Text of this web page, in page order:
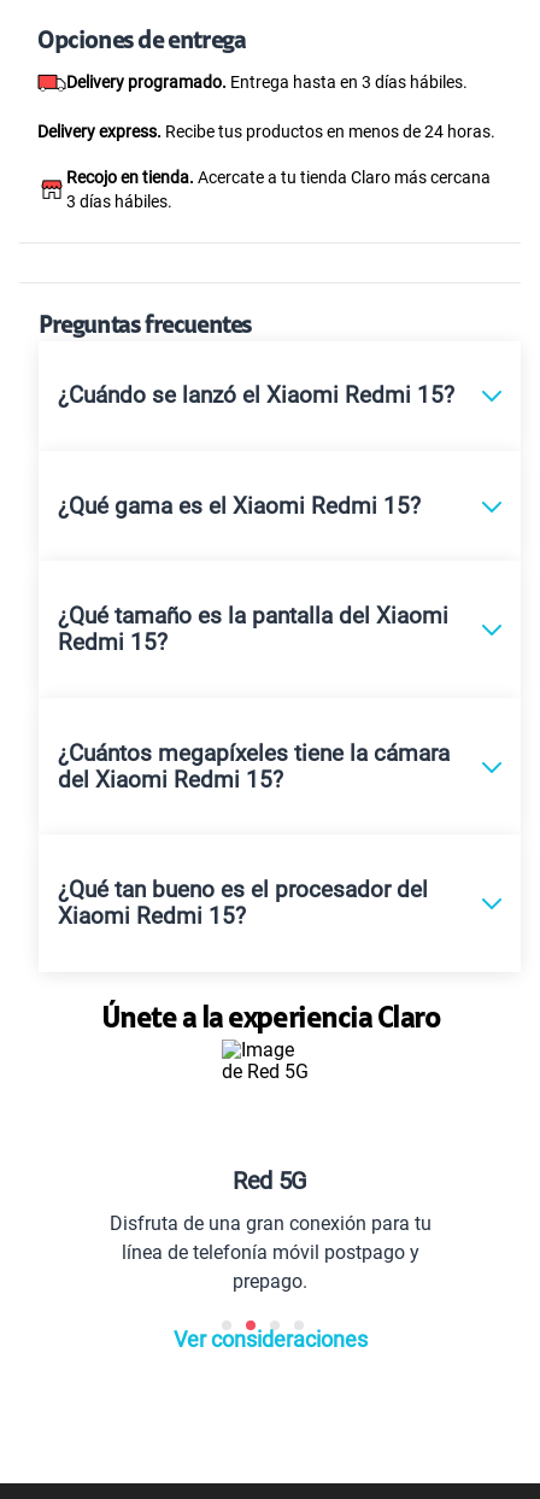
Opciones de entrega
Delivery programado. Entrega hasta en 3 días hábiles.
Delivery express. Recibe tus productos en menos de 24 horas.
Recojo en tienda. Acercate a tu tienda Claro más cercana
3 días hábiles.
Preguntas frecuentes
¿Cuándo se lanzó el Xiaomi Redmi 15?
¿Qué gama es el Xiaomi Redmi 15?
¿Qué tamaño es la pantalla del Xiaomi
Redmi 15?
¿Cuántos megapíxeles tiene la cámara
del Xiaomi Redmi 15?
¿Qué tan bueno es el procesador del
Xiaomi Redmi 15?
Únete a la experiencia Claro
de una gran conexión para tu
línea de telefonía móvil postpago y
Ver consideraciones